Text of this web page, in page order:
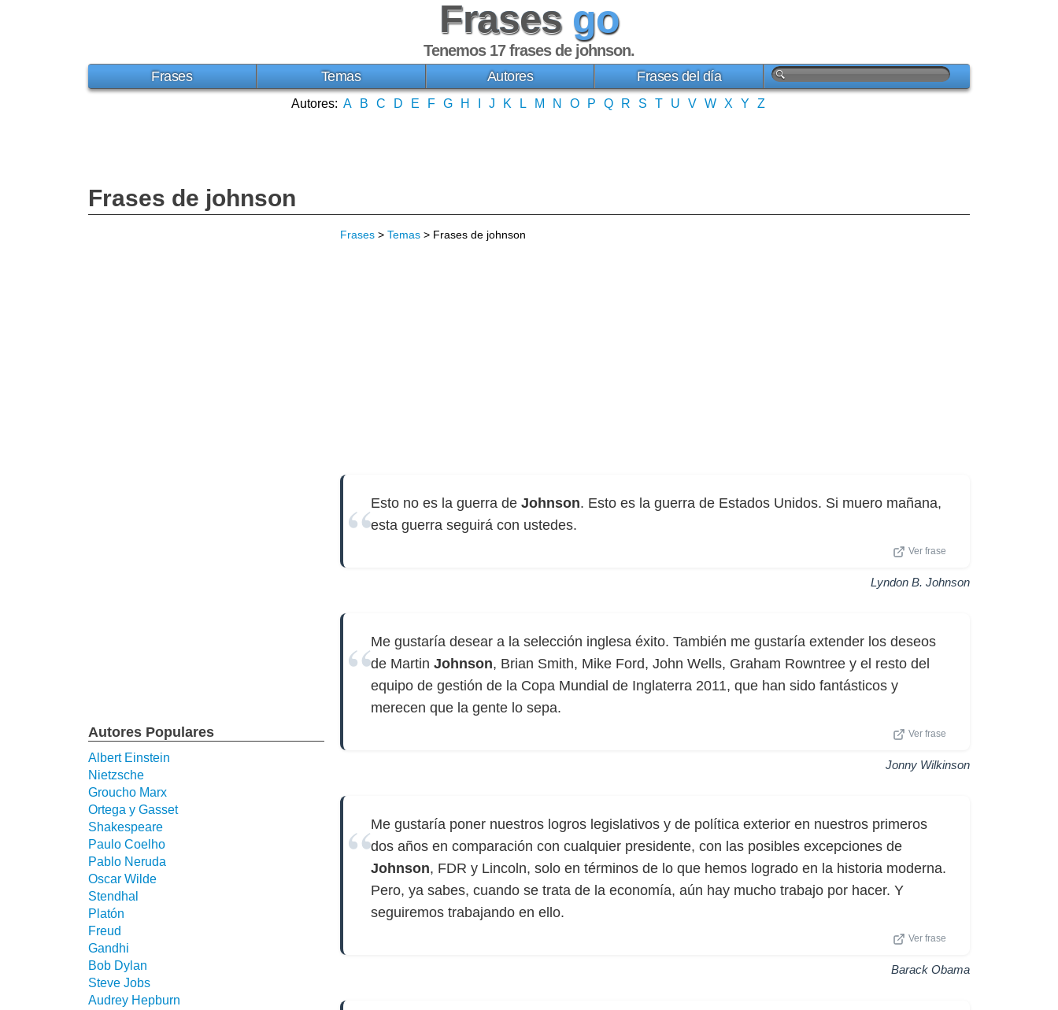
Frases go
Tenemos 17frases de johnson.
Frases Temas Autores Frases del día
Autores: A B C D E F G H J K L M N O P Q R S T U V W X Y Z
Frases de johnson
Frases > Temas > Frases de johnson
Esto no es la guerra de Johnson. Esto es la guerra de Estados Unidos. Si muero mañana,
esta guerra seguirá con ustedes.
Ver frase
Lyndon B. Johnson
Me gustaría desear a la selección inglesa éxito. También me gustaría extender los deseos
de Martin Johnson, Brian Smith, Mike Ford, John Wells, Graham Rowntree y el resto del
equipo de gestión de la Copa Mundial de Inglaterra 2011, que han sido fantásticos y
merecen que la gente lo sepa.
Ver frase
Jonny Wilkinson
Me gustaría poner nuestros logros legislativos y de política exterior en nuestros primeros
dos años en comparación con cualquier presidente, con las posibles excepciones de
Johnson, FDR y Lincoln, solo en términos de lo que hemos logrado en la historia moderna.
Pero, ya sabes, cuando se trata de la economía, aún hay mucho trabajo por hacer. Y
seguiremos trabajando en ello.
Ver frase
Barack Obama
Autores Populares
Albert Einstein
Nietzsche
Groucho Marx
Ortega y Gasset
Shakespeare
Paulo Coelho
Pablo Neruda
Oscar Wilde
Stendhal
Platón
Freud
Gandhi
Bob Dylan
Steve Jobs
Audrey Hepburn